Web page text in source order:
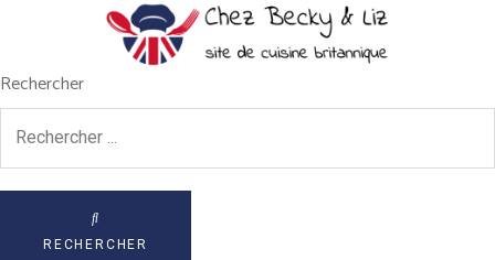
Rechercher
RECHERCHER